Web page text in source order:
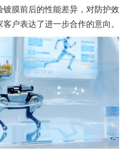
镀膜前后的性能差异，对防护效
户表达了进一步合作的意向。